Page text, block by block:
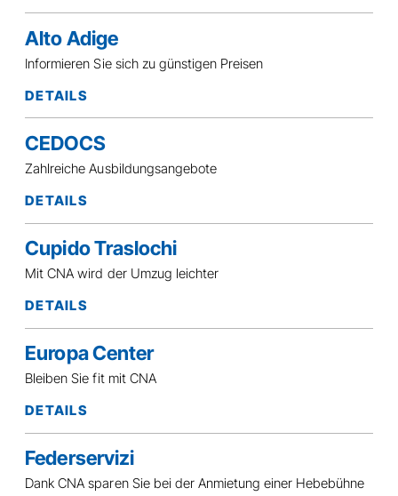
Alto Adige
Informieren Sie sich zu günstigen Preisen
DETAILS
CEDOCS
Zahlreiche Ausbildungsangebote
DETAILS
Cupido Traslochi
Mit CNA wird der Umzug leichter
DETAILS
Europa Center
Bleiben Sie fit mit CNA
DETAILS
Federservizi
Dank CNA sparen Sie bei der Anmietung einer Hebebühne